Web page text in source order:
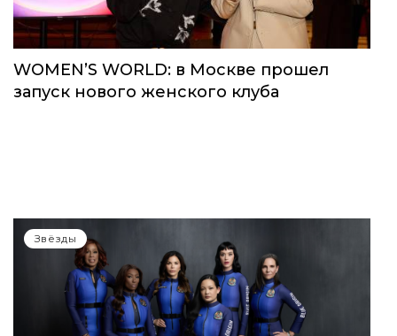
WOMEN’S WORLD: в Москве прошел
запуск нового женского клуба
Звёзды